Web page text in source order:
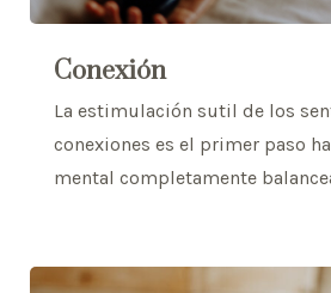
Conexión
La estimulación sutil de los
conexiones es el primer paso
mental completamente